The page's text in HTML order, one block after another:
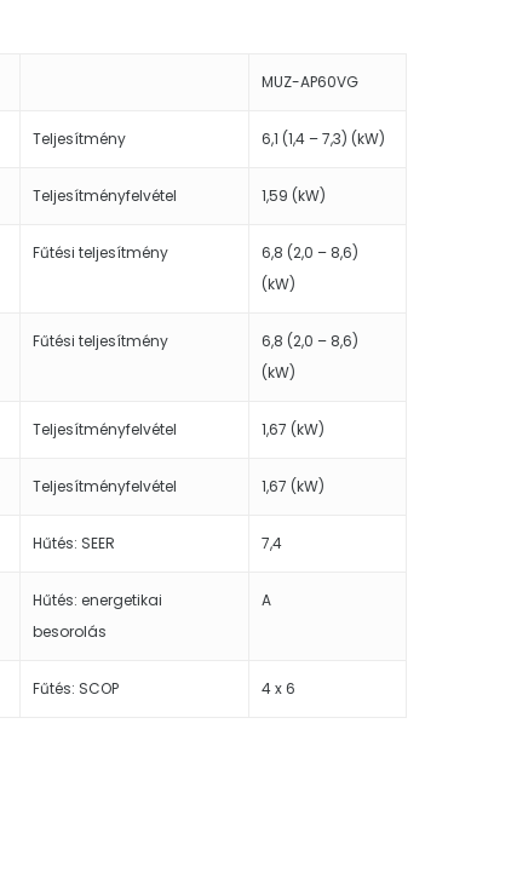
MUZ-AP60VG
Teljesítmény 6,1 (1,4 – 7,3) (kW)
Teljesítményfelvétel 1,59 (kW)
Fűtési teljesítmény
6,8 (2,0 – 8,6)
(kW)
Fűtési teljesítmény
6,8 (2,0 – 8,6)
(kW)
Teljesítményfelvétel 1,67 (kW)
Teljesítményfelvétel 1,67 (kW)
Hűtés: SEER 7,4
Hűtés: energetikai
besorolás
A
Fűtés: SCOP 4 x 6